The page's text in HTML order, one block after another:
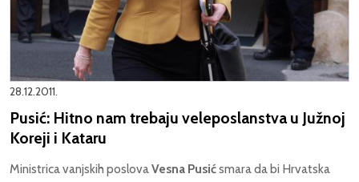
28.12.2011.
Pusić: Hitno nam trebaju veleposlanstva u Južnoj
Koreji i Kataru
Ministrica vanjskih poslovaVesna Pusićsmara da bi Hrvatska